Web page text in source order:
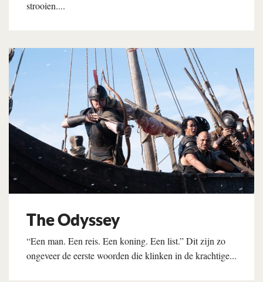
strooien....
Lees verder
The Odyssey
“Een man. Een reis. Een koning. Een list.” Dit zijn zo
ongeveer de eerste woorden die klinken in de krachtige...